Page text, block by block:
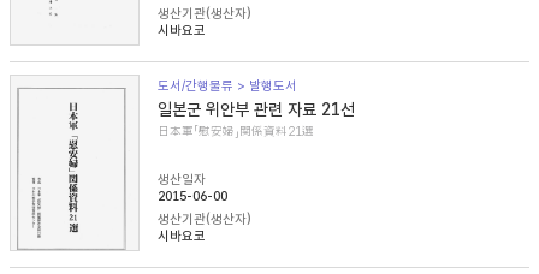
생산기관(생산자)
시바요코
도서/간행물류 > 발행도서
일본군 위안부 관련 자료 21선
日本軍「慰安婦」関係資料21選
생산일자
2015-06-00
생산기관(생산자)
시바요코